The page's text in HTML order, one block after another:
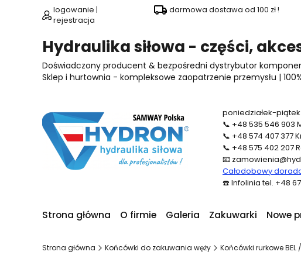
logowanie |
rejestracja
darmowa dostawa od 100 zł !
Hydraulika siłowa - części,
Doświadczony producent & bezpośredni dystrybutor
Sklep i hurtownia - kompleksowe zaopatrzenie przemysłu |
poniedziałek-piątek
📞 +48 535 546 903
📞 +48 574 407 377
📞 +48 575 402 207
📧
Całodobowy
☎️ Infolinia tel. +48
Strona główna O firmie Galeria Zakuwarki Nowe
Strona główna Końcówki do zakuwania węży Końcówki rurkowe BEL /